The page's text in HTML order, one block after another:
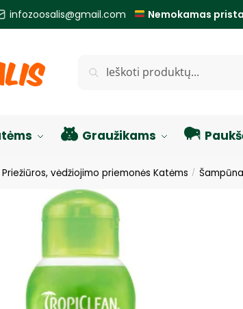
infozoosalis@gmail.com Nemokamas
Graužikams
Priežiūros, vėdžiojimo priemonės Katėms /